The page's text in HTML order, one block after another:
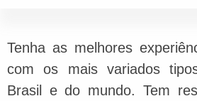
Tenha as melhores
com os mais variados
Brasil e do mundo. Tem